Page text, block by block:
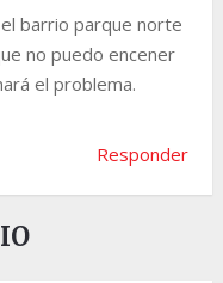
barrio parque norte
no puedo encener
el problema.
Responder